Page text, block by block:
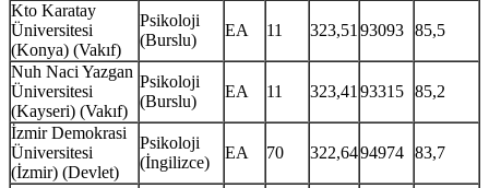
Kto Karatay
Üniversitesi
(Konya) (Vakıf)
Psikoloji
(Burslu)
EA 11 323,5193093 85,5
Nuh Naci Yazgan
Üniversitesi
(Kayseri) (Vakıf)
Psikoloji
(Burslu)
EA 11 323,4193315 85,2
İzmir Demokrasi
Üniversitesi
(İzmir) (Devlet)
Psikoloji
(İngilizce)
EA 70 322,6494974 83,7